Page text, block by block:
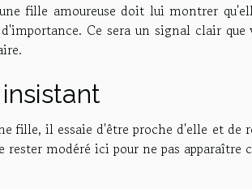
fille amoureuse doit lui montrer
Ce sera un signal clair
fille, il essaie d'être proche d'elle et de
modéré ici pour ne pas apparaître